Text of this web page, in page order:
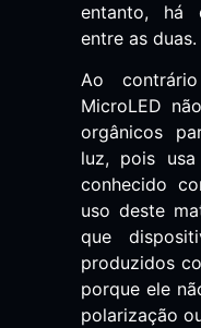
entanto, há
entre as duas.
Ao
MicroLED
orgânicos
luz, pois
conhecido
uso deste
que
produzidos
porque ele
polarização